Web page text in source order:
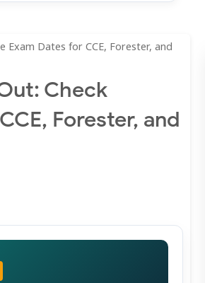
Exam Dates for CCE, Forester, and
Check
Forester, and